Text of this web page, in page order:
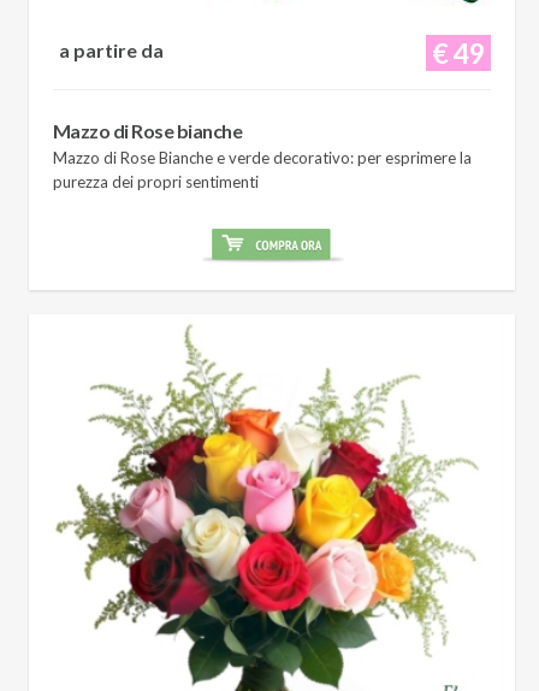
€ 49
a partire da
Mazzo di Rose bianche
Mazzo di Rose Bianche e verde decorativo: per esprimere la
purezza dei propri sentimenti